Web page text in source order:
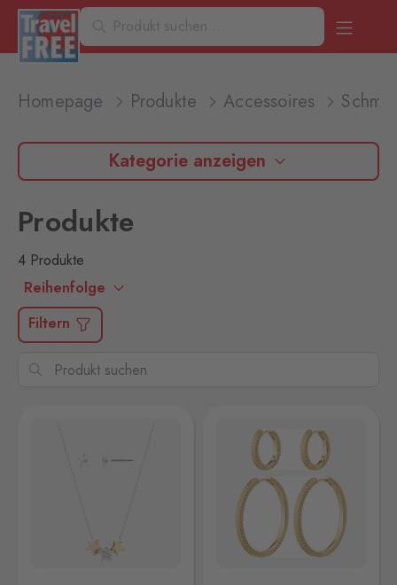
Homepage Produkte Accessoires
Kategorie anzeigen
Produkte
4 Produkte
Reihenfolge
Filtern